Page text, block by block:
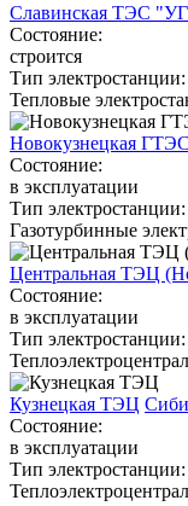
Славинская ТЭС
Состояние:
строится
Тип электростанции:
Тепловые
Новокузнецкая ГТЭС
Состояние:
в эксплуатации
Тип электростанции:
Газотурбинные
Центральная ТЭЦ
Состояние:
в эксплуатации
Тип электростанции:
Кузнецкая ТЭЦ
Состояние:
в эксплуатации
Тип электростанции: